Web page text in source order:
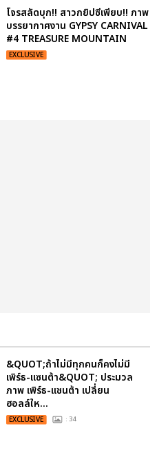
โจรสลัดบุก!! สาวกยิปซีเพียบ!! ภาพ
บรรยากาศงาน GYPSY CARNIVAL
#4 TREASURE MOUNTAIN
EXCLUSIVE
&QUOT;ถ้าไม่มีทุกคนก็คงไม่มี
เพิร์ธ-แซนต้า&QUOT; ประมวล
ภาพ เพิร์ธ-แซนต้า เปลี่ยน
ฮอลล์ให...
EXCLUSIVE : 34